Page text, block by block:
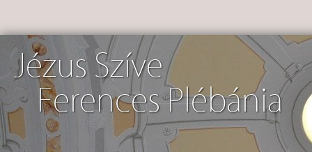
Jézus Szíve
Ferences Plébánia